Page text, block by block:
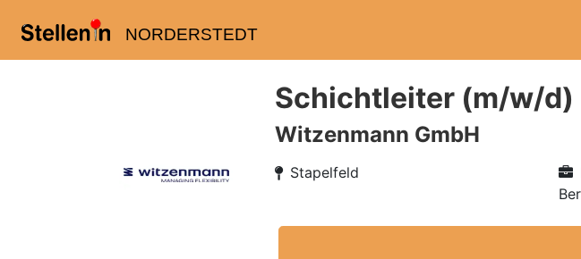
NORDERSTEDT
Schichtleiter (m/w/d)
Witzenmann GmbH
Stapelfeld